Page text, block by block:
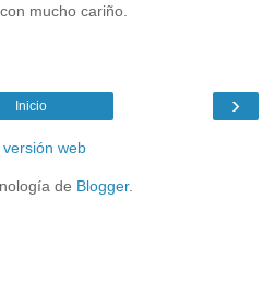
mucho cariño.
›
Inicio
versión web
de Blogger.